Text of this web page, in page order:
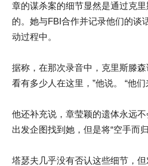
章的谋杀案的细节显然是通过克
的。她与FBI合作并记录他们的谈
动过程中。
据称，在那次录音中，克里斯滕
看有多少人在这里，”他说。 “他
他还补充说，章莹颖的遗体永远
出发企图找到她，但是将“空手而归
塔瑟夫几乎没有否认这些细节，